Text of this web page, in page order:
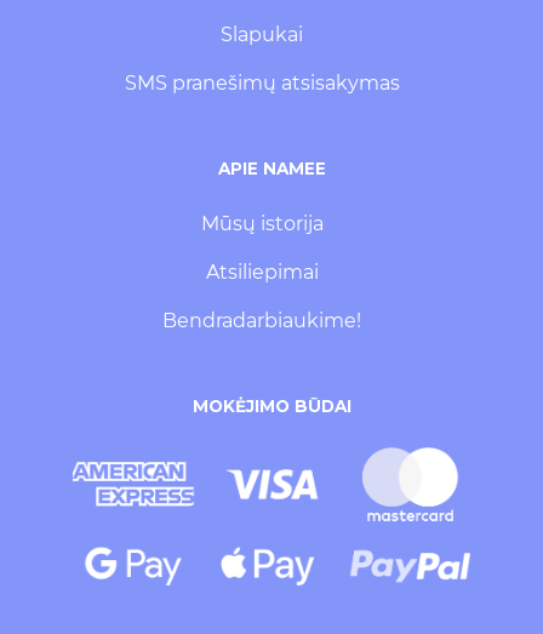
Slapukai
SMS pranešimų atsisakymas
APIE NAMEE
Mūsų istorija
Atsiliepimai
Bendradarbiaukime!
MOKĖJIMO BŪDAI